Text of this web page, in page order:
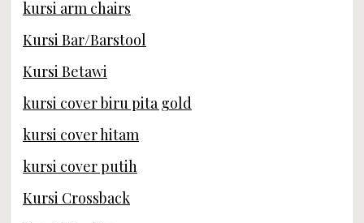
kursi arm chairs
Kursi Bar/Barstool
Kursi Betawi
kursi cover biru pita gold
kursi cover hitam
kursi cover putih
Kursi Crossback